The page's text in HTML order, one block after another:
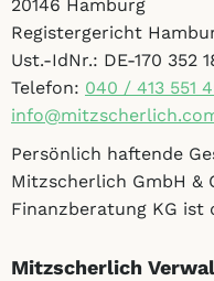
20146 Hamburg
Registergericht
Ust.-IdNr.: DE-170 352
Telefon: 040 / 413 551
Persönlich haftende
Mitzscherlich GmbH &
Finanzberatung KG ist
Mitzscherlich